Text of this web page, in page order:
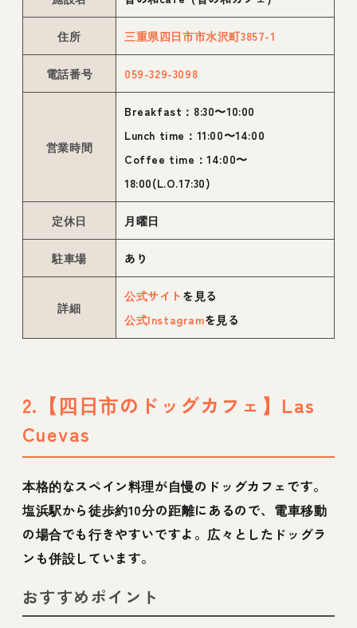
住所 三重県四日市市水沢町3857-1
電話番号 059-329-3098
営業時間
Breakfast：8:30〜10:00
Lunch time：11:00〜14:00
Coffee time：14:00〜
18:00(L.O.17:30)
定休日 月曜日
駐車場 あり
詳細
公式サイト を見る
公式Instagramを見る
2.【四日市のドッグカフェ】Las
Cuevas
本格的なスペイン料理が自慢のドッグカフェです。
塩浜駅から徒歩約10分の距離にあるので、電車移動
の場合でも行きやすいですよ。広々としたドッグラ
ンも併設しています。
おすすめポイント